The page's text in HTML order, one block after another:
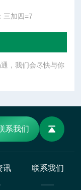
三加四=7
，我们会尽快与你
系我们
讯 联系我们